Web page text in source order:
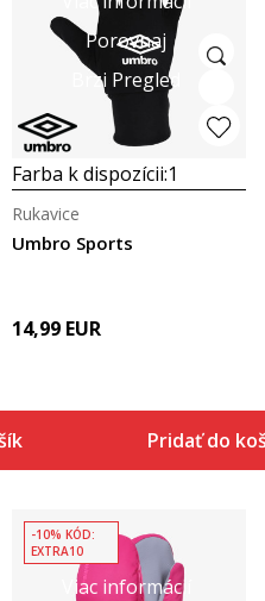
Porovnaj
Brzi Pregled
Farba k dispozícii:1
Umbro Sports
Rukavice
14,99 EUR
Pridať do
Viac informácií
-10% KÓD:
EXTRA10